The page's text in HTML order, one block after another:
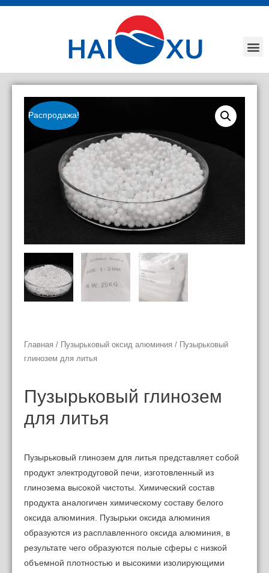
Распродажа!
Главная / Пузырьковый оксид алюминия / Пузырьковый
глинозем для литья
Пузырьковый глинозем
для литья
Пузырьковый глинозем для литья представляет собой
продукт электродуговой печи, изготовленный из
глинозема высокой чистоты. Химический состав
продукта аналогичен химическому составу белого
оксида алюминия. Пузырьки оксида алюминия
образуются из расплавленного оксида алюминия, в
результате чего образуются полые сферы с низкой
объемной плотностью и высокими изолирующими